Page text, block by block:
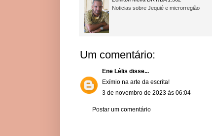
Noticias sobre Jequié e microrregião
Um comentário:
Ene Lélis disse...
Exímio na arte da escrita!
3 de novembro de 2023 às 06:04
Postar um comentário